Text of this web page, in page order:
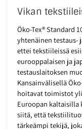
Vikan
Öko-Tex® Standard
yhtenäinen
ettei tekstiileissä
eurooppalaisen ja
testauslaitoksen
Kansainvälisellä
hoitavat toimistot
Euroopan kaltaisilla
siitä, että
tärkeämpi tekijä,